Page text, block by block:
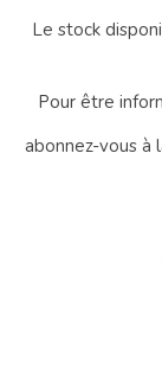
Le stock
Pour être
abonnez-vous à